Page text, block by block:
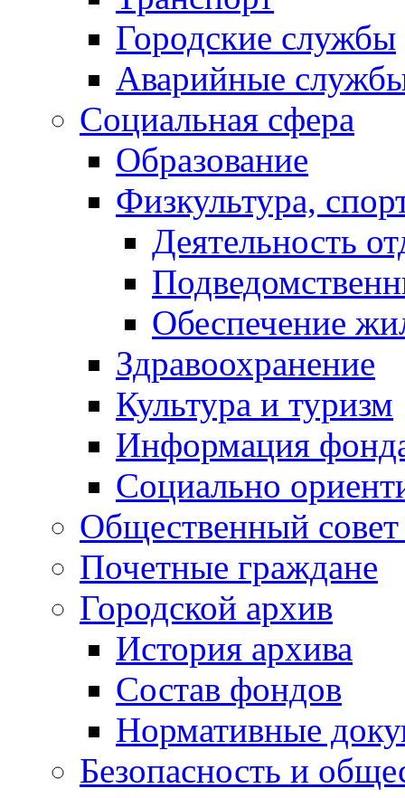
Городские службы
Аварийные
Социальная сфера
Образование
Физкультура,
Деятельность
Обеспечение
Здравоохранение
Культура и туризм
Информация
Социально
Общественный
Почетные граждане
Городской архив
История архива
Состав фондов
Нормативные
Безопасность и